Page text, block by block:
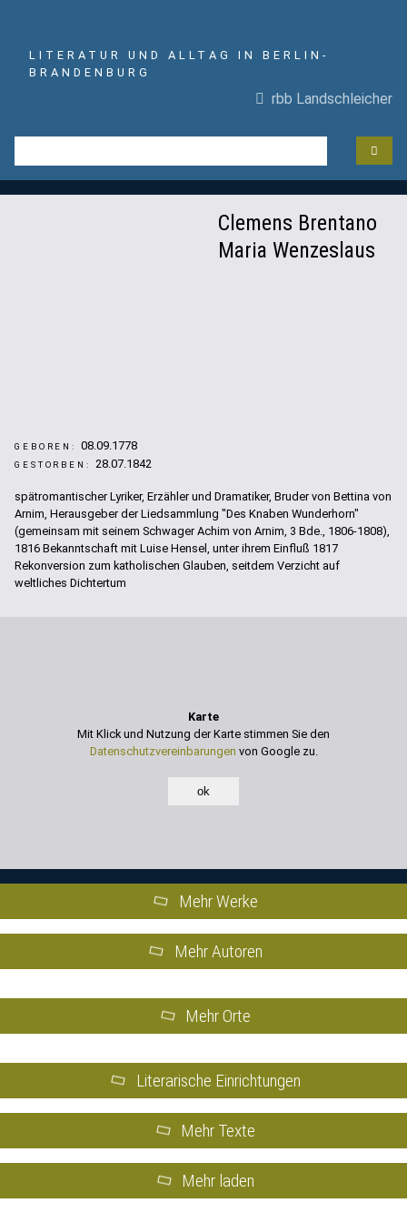
LITERATUR UND ALLTAG IN BERLIN-
BRANDENBURG
rbb Landschleicher
Clemens Brentano
Maria Wenzeslaus
GEBOREN: 08.09.1778
GESTORBEN: 28.07.1842
spätromantischer Lyriker, Erzähler und Dramatiker, Bruder von Bettina von
Arnim, Herausgeber der Liedsammlung "Des Knaben Wunderhorn"
(gemeinsam mit seinem Schwager Achim von Arnim, 3 Bde., 1806-1808),
1816 Bekanntschaft mit Luise Hensel, unter ihrem Einfluß 1817
Rekonversion zum katholischen Glauben, seitdem Verzicht auf
weltliches Dichtertum
Karte
Mit Klick und Nutzung der Karte stimmen Sie den
Datenschutzvereinbarungen von Google zu.
ok
Mehr Werke
Mehr Autoren
Mehr Orte
Literarische Einrichtungen
Mehr Texte
Mehr laden